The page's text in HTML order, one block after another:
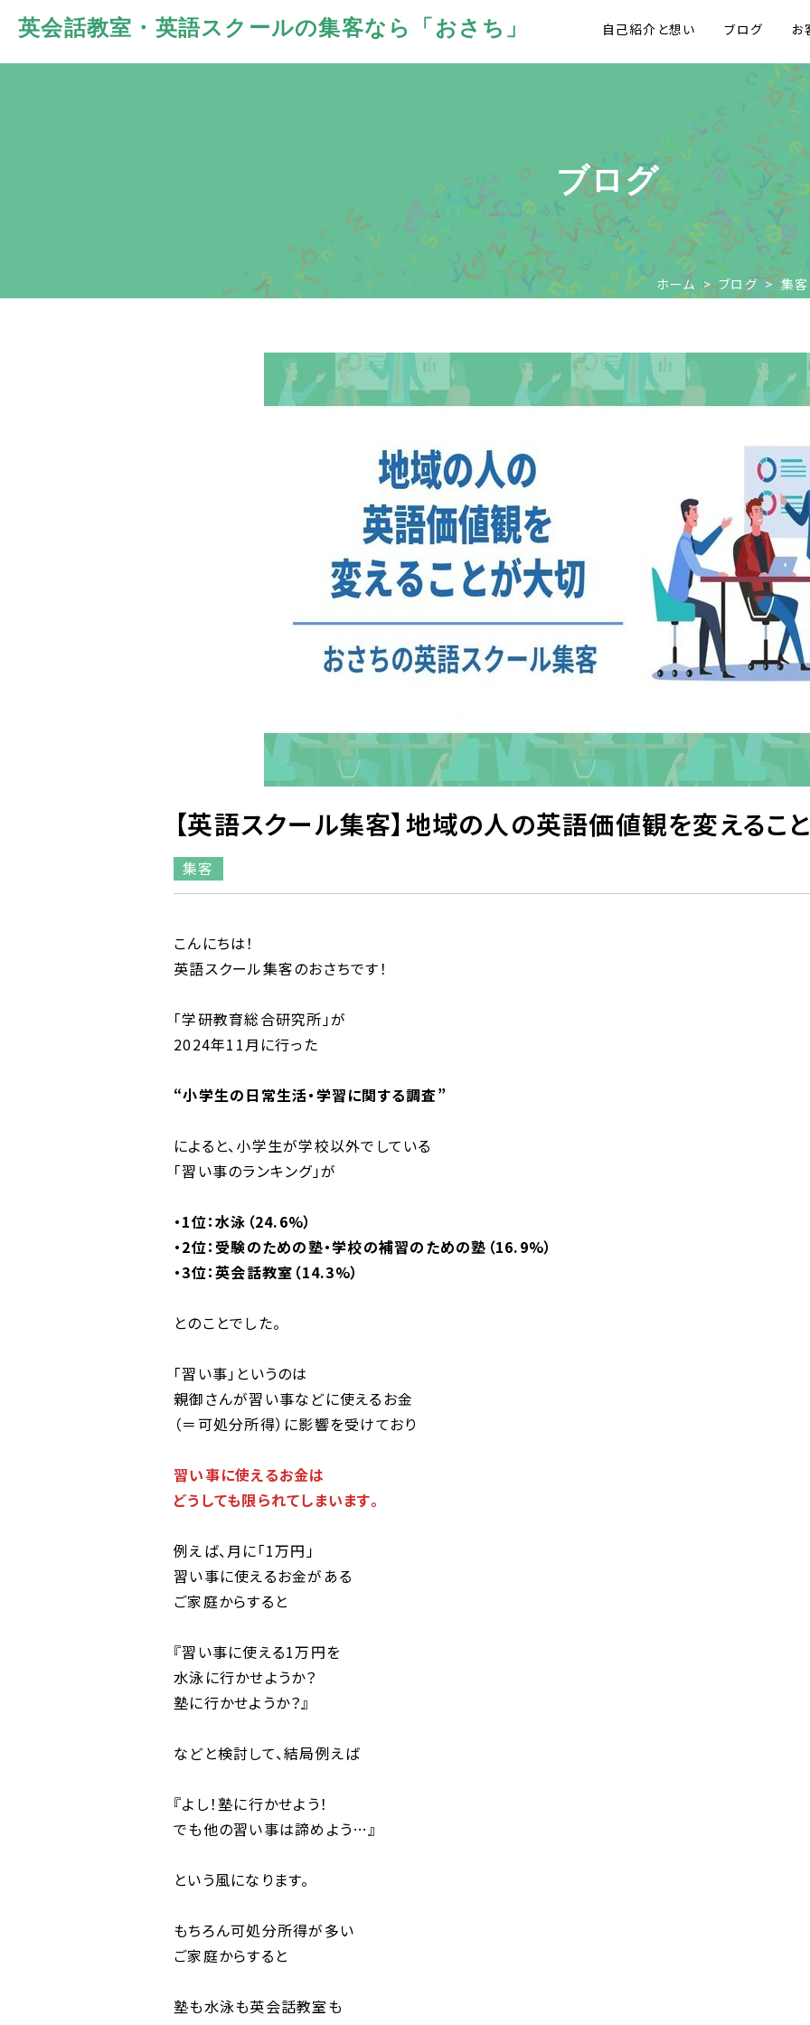
英会話教室・英語スクールの集客なら「おさち」 自己紹介と想い ブログ お
ブログ
ホーム > ブログ > 集客
【英語スクール集客】地域の人の英語価値観を変えるこ
集客
こんにちは！
英語スクール集客のおさちです！
「学研教育総合研究所」が
2024年11月に行った
“小学生の日常生活・学習に関する調査”
によると、小学生が学校以外でしている
「習い事のランキング」が
・1位：水泳（24.6%）
・2位：受験のための塾・学校の補習のための塾（16.9%）
・3位：英会話教室（14.3%）
とのことでした。
「習い事」というのは
親御さんが習い事などに使えるお金
（＝可処分所得）に影響を受けており
習い事に使えるお金は
どうしても限られてしまいます。
例えば、月に「1万円」
習い事に使えるお金がある
ご家庭からすると
『習い事に使える1万円を
水泳に行かせようか？
塾に行かせようか？』
などと検討して、結局例えば
『よし！塾に行かせよう！
でも他の習い事は諦めよう…』
という風になります。
もちろん可処分所得が多い
ご家庭からすると
塾も水泳も英会話教室も